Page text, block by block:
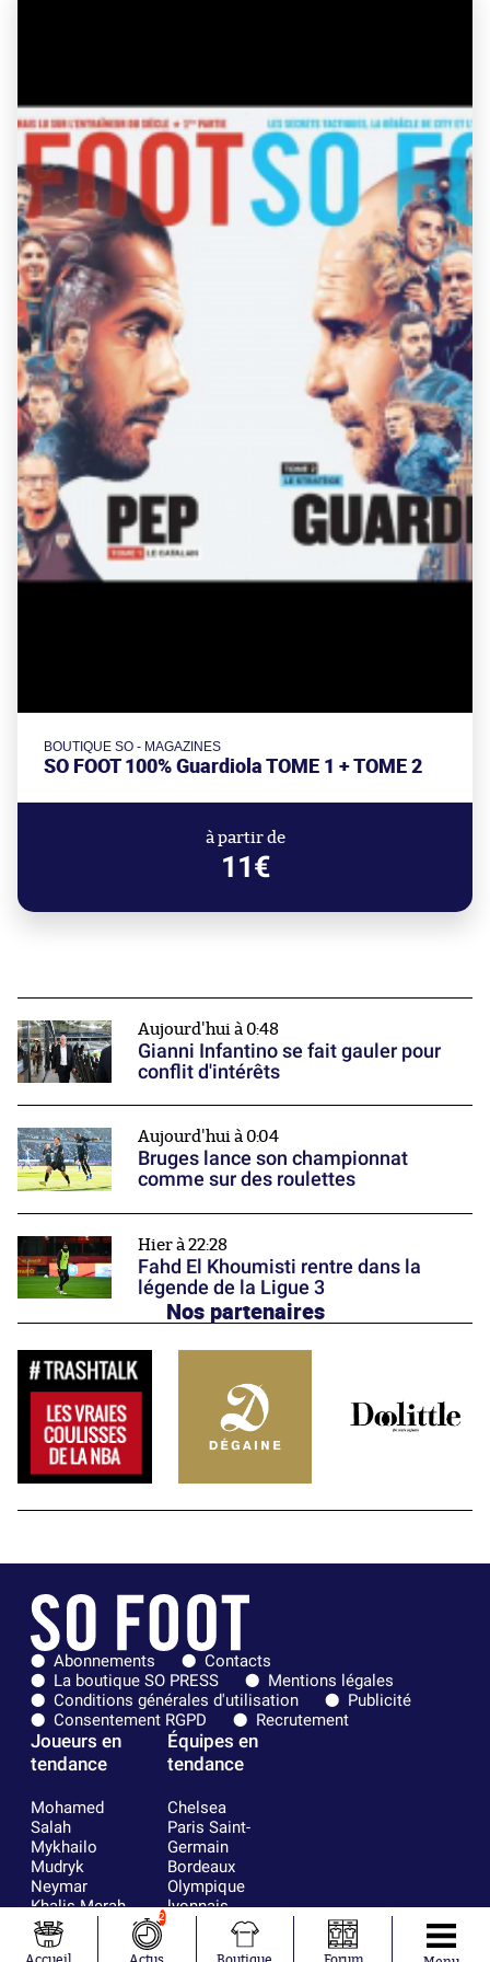
BOUTIQUE SO - MAGAZINES
SO FOOT 100% Guardiola TOME 1 + TOME 2
à partir de
11€
Aujourd'hui à 0:48
Gianni Infantino se fait gauler pour
conflit d'intérêts
Aujourd'hui à 0:04
Bruges lance son championnat
comme sur des roulettes
Hier à 22:28
Fahd El Khoumisti rentre dans la
légende de la Ligue 3
Nos partenaires
Abonnements
Contacts
La boutique SO PRESS
Mentions légales
Conditions générales d'utilisation
Publicité
Consentement RGPD
Recrutement
Joueurs en
tendance
Mohamed
Salah
Mykhailo
Mudryk
Neymar
Khalis Merah
Loïs Openda
Moussa
Équipes en
tendance
Chelsea
Paris Saint-
Germain
Bordeaux
Olympique
lyonnais
Real Madrid
2